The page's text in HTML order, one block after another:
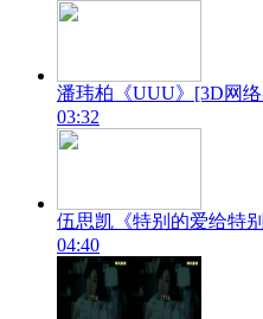
潘玮柏《UUU》[3D网
03:32
伍思凯《特别的爱给特
04:40